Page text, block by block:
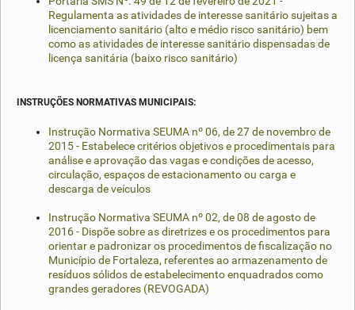
Regulamenta as atividades de interesse sanitário sujeitas a
licenciamento sanitário (alto e médio risco sanitário) bem
como as atividades de interesse sanitário dispensadas de
licença sanitária (baixo risco sanitário)
INSTRUÇÕES NORMATIVAS MUNICIPAIS:
Instrução Normativa SEUMA nº 06, de 27 de novembro de
2015 - Estabelece critérios objetivos e procedimentais para
análise e aprovação das vagas e condições de acesso,
circulação, espaços de estacionamento ou carga e
descarga de veículos
Instrução Normativa SEUMA nº 02, de 08 de agosto de
2016 - Dispõe sobre as diretrizes e os procedimentos para
orientar e padronizar os procedimentos de fiscalização no
Município de Fortaleza, referentes ao armazenamento de
resíduos sólidos de estabelecimento enquadrados como
grandes geradores (REVOGADA)